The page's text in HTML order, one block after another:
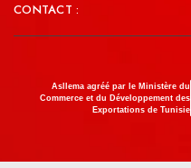
CONTACT :
Asllema agréé par le Ministère du
Commerce et du Développement des
Exportations de Tunisie